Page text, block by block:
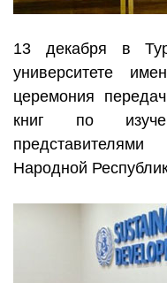
13 декабря в
университете
церемония
книг по
Народной